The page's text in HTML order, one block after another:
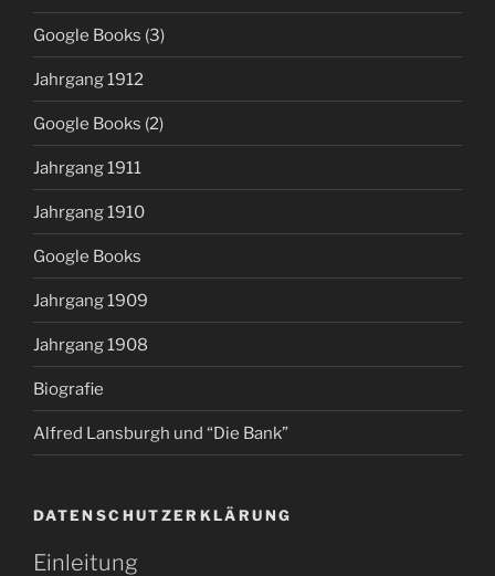
Google Books (3)
Jahrgang 1912
Google Books (2)
Jahrgang 1911
Jahrgang 1910
Google Books
Jahrgang 1909
Jahrgang 1908
Biografie
Alfred Lansburgh und “Die Bank”
DATENSCHUTZERKLÄRUNG
Einleitung